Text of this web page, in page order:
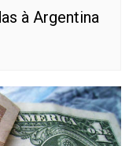
à Argentina